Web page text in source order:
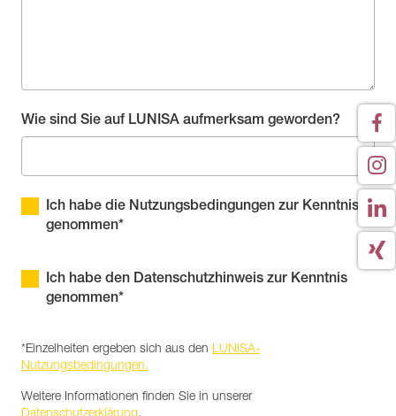
Wie sind Sie auf LUNISA aufmerksam geworden?
Ich habe die Nutzungsbedingungen zur Kenntnis
genommen*
Ich habe den Datenschutzhinweis zur Kenntnis
genommen*
*Einzelheiten ergeben sich aus den LUNISA-
Nutzungsbedingungen.
Weitere Informationen finden Sie in unserer
Datenschutzerklärung.